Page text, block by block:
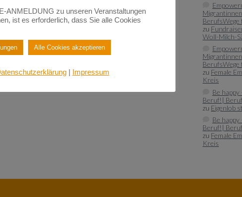
BerufsWege
zu
Woll-Milch-
BerufsWege
zu Female
Kreis
Be happy
Beruf!|
zu Eigenlob
Be happy
Beruf!|
zu Female
Kreis
ANMELDUNG zu unseren Veranstaltungen
ist es erforderlich, dass Sie alle Cookies
Alle Cookies akzeptieren
| Impressum